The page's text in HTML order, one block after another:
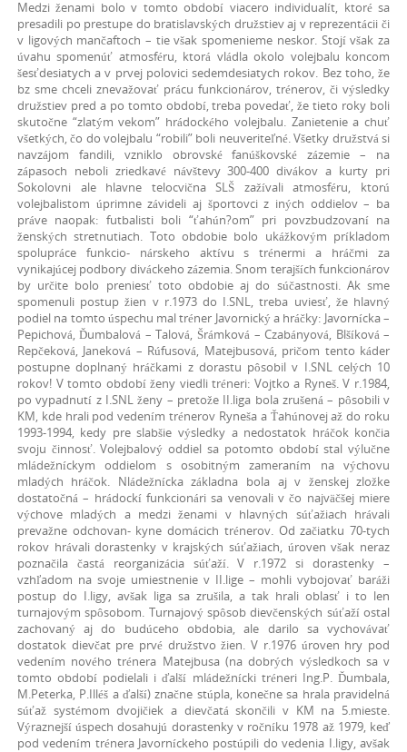
Medzi ženami bolo v tomto období viacero individualít, ktoré sa
presadili po prestupe do bratislavských družstiev aj v reprezentácii či
v ligových mančaftoch – tie však spomenieme neskor. Stojí však za
úvahu spomenúť atmosféru, ktorá vládla okolo volejbalu koncom
šesťdesiatych a v prvej polovici sedemdesiatych rokov. Bez toho, že
bz sme chceli znevažovať prácu funkcionárov, trénerov, či výsledky
družstiev pred a po tomto období, treba povedať, že tieto roky boli
skutočne “zlatým vekom” hrádockého volejbalu. Zanietenie a chuť
všetkých, čo do volejbalu “robili” boli neuveriteľné. Všetky družstvá si
navzájom fandili, vzniklo obrovské fanúškovské zázemie – na
zápasoch neboli zriedkavé návštevy 300-400 divákov a kurty pri
Sokolovni ale hlavne telocvična SLŠ zažívali atmosféru, ktorú
volejbalistom úprimne závideli aj športovci z iných oddielov – ba
práve naopak: futbalisti boli “ťahún?om” pri povzbudzovaní na
ženských stretnutiach. Toto obdobie bolo ukážkovým príkladom
spolupráce funkcio- nárskeho aktívu s trénermi a hráčmi za
vynikajúcej podbory diváckeho zázemia. Snom terajších funkcionárov
by určite bolo preniesť toto obdobie aj do súčastnosti. Ak sme
spomenuli postup žien v r.1973 do I.SNL, treba uviesť, že hlavný
podiel na tomto úspechu mal tréner Javornický a hráčky: Javornícka –
Pepichová, Ďumbalová – Talová, Šrámková – Czabányová, Blšíková –
Repčeková, Janeková – Rúfusová, Matejbusová, pričom tento káder
postupne doplnaný hráčkami z dorastu pôsobil v I.SNL celých 10
rokov! V tomto období ženy viedli tréneri: Vojtko a Ryneš. V r.1984,
po vypadnutí z I.SNL ženy – pretože II.liga bola zrušená – pôsobili v
KM, kde hrali pod vedením trénerov Ryneša a Ťahúnovej až do roku
1993-1994, kedy pre slabšie výsledky a nedostatok hráčok končia
svoju činnosť. Volejbalový oddiel sa potomto období stal výlučne
mládežníckym oddielom s osobitným zameraním na výchovu
mladých hráčok. Nládežnícka základna bola aj v ženskej zložke
dostatočná – hrádockí funkcionári sa venovali v čo najväčšej miere
výchove mladých a medzi ženami v hlavných súťažiach hrávali
prevažne odchovan- kyne domácich trénerov. Od začiatku 70-tych
rokov hrávali dorastenky v krajských súťažiach, úroven však neraz
poznačila častá reorganizácia súťaží. V r.1972 si dorastenky –
vzhľadom na svoje umiestnenie v II.lige – mohli vybojovať baráži
postup do I.ligy, avšak liga sa zrušila, a tak hrali oblasť i to len
turnajovým spôsobom. Turnajový spôsob dievčenských súťaží ostal
zachovaný aj do budúceho obdobia, ale darilo sa vychovávať
dostatok dievčat pre prvé družstvo žien. V r.1976 úroven hry pod
vedením nového trénera Matejbusa (na dobrých výsledkoch sa v
tomto období podielali i ďalší mládežnícki tréneri Ing.P. Ďumbala,
M.Peterka, P.Illéš a ďalší) značne stúpla, konečne sa hrala pravidelná
súťaž systémom dvojičiek a dievčatá skončili v KM na 5.mieste.
Výraznejší úspech dosahujú dorastenky v ročníku 1978 až 1979, keď
pod vedením trénera Javorníckeho postúpili do vedenia I.ligy, avšak